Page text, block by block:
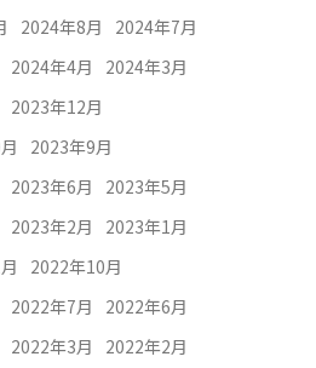
2024年8月
2024年7月
2024年4月
2024年3月
2023年12月
2023年9月
2023年6月
2023年5月
2023年2月
2023年1月
2022年10月
2022年7月
2022年6月
2022年3月 2022年2月